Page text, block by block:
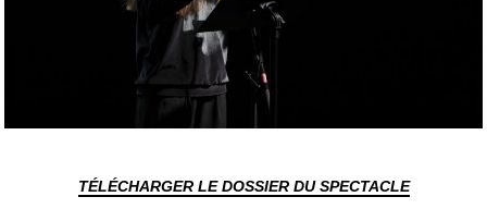
TÉLÉCHARGER LE DOSSIER DU SPECTACLE